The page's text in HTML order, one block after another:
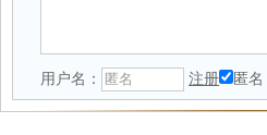
用户名： 注册 匿名